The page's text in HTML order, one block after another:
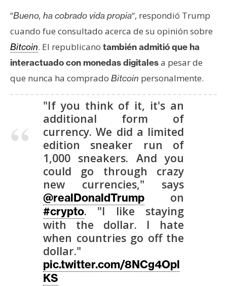
r
e
n
s
a
m
“Bueno, ha cobrado vida propia“, respondió Trump
cuando fue consultado acerca de su opinión sobre
Bitcoin. El republicano también admitió que ha
interactuado con monedas digitalesa pesar de
que nunca ha comprado Bitcoin personalmente.
"If you think of it, it's an
additional form of
currency. We did a limited
edition sneaker run of
1,000 sneakers. And you
could go through crazy
new currencies," says
@realDonaldTrump on
#crypto. "I like staying
with the dollar. I hate
when countries go off the
dollar."
pic.twitter.com/8NCg4Opl
KS